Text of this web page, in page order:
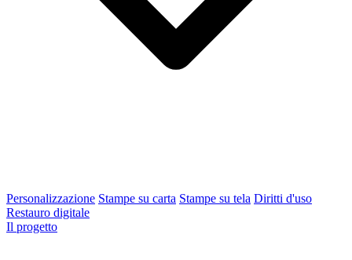
Personalizzazione Stampe su carta Stampe su tela Diritti d'uso
Restauro digitale
Il progetto